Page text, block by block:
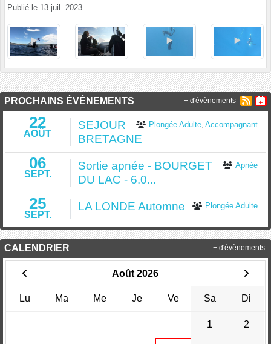
Publié le 13 juil. 2023
PROCHAINS ÉVÉNEMENTS
22
AOÛT
Plongée Adulte Accompagnant
SEJOUR
BRETAGNE
06
SEPT.
Apnée
Sortie apnée - BOURGET
DU LAC - 6.0...
25
SEPT.
Plongée Adulte
LA LONDE Automne
+ d'évènements
CALENDRIER
Août 2026
Lu Ma Me Je Ve Sa Di
1 2
+ d'évènements